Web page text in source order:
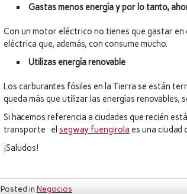
Gastas menos energía y por lo tanto,
Con un motor eléctrico no tienes que gastar
eléctrica que, además, con consume mucho.
Utilizas energía renovable
Los carburantes fósiles en la Tierra se están
queda más que utilizar las energías renovables,
Si hacemos referencia a ciudades que recién
transporte el segway fuengirola es una ciudad
¡Saludos!
Posted in Negocios